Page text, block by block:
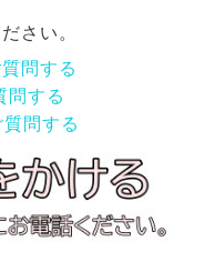
さい。
問する
問する
問する